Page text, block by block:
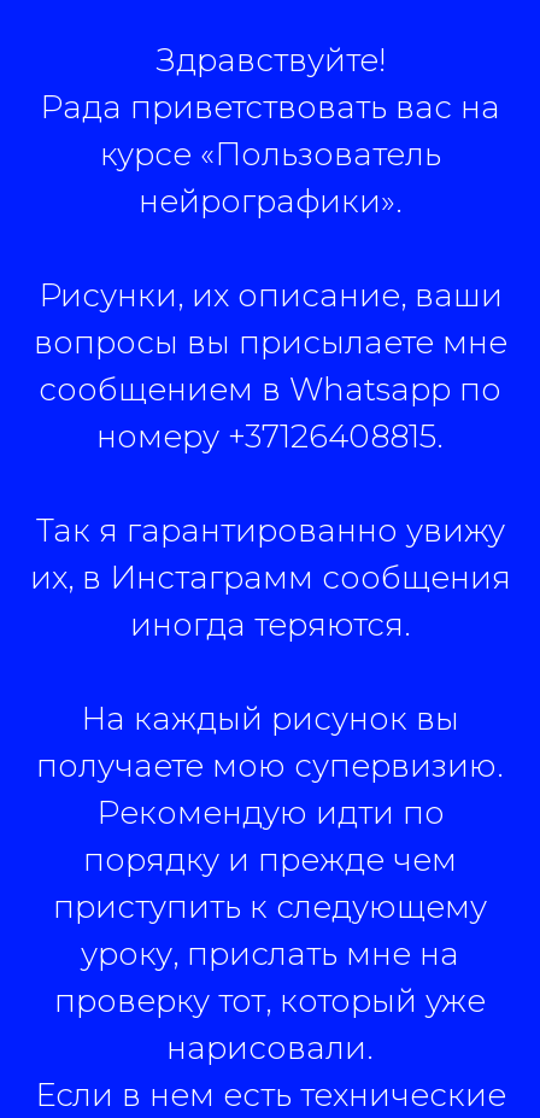
Здравствуйте!
Рада приветствовать вас на
курсе «Пользователь
нейрографики».
Рисунки, их описание, ваши
вопросы вы присылаете мне
сообщением в Whatsapp по
номеру +37126408815.
Так я гарантированно увижу
их, в Инстаграмм сообщения
иногда теряются.
На каждый рисунок вы
получаете мою супервизию.
Рекомендую идти по
порядку и прежде чем
приступить к следующему
уроку, прислать мне на
проверку тот, который уже
нарисовали.
Если в нем есть технические